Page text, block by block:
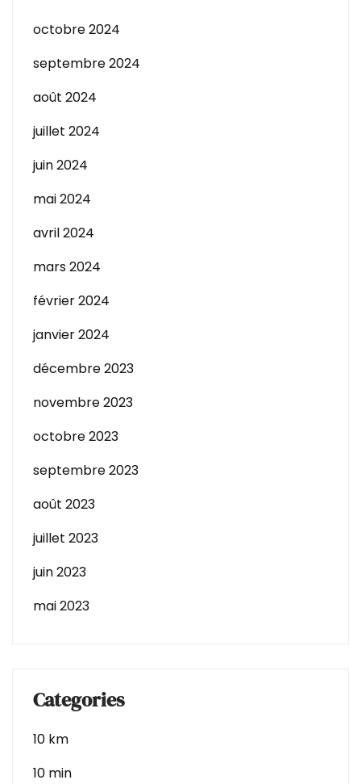
octobre 2024
septembre 2024
août 2024
juillet 2024
juin 2024
mai 2024
avril 2024
mars 2024
février 2024
janvier 2024
décembre 2023
novembre 2023
octobre 2023
septembre 2023
août 2023
juillet 2023
juin 2023
mai 2023
Categories
10 km
10 min